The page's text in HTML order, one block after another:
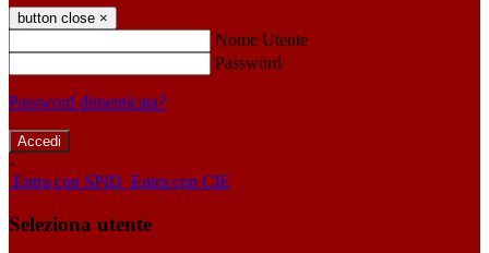
button close ×
Nome Utente
Password
Password dimenticata?
-
Entra con SPID Entra con CIE
Seleziona utente